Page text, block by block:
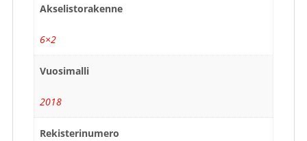
Akselistorakenne
6×2
Vuosimalli
2018
Rekisterinumero